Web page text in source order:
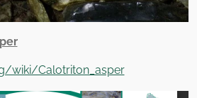
wiki/Calotriton_asper